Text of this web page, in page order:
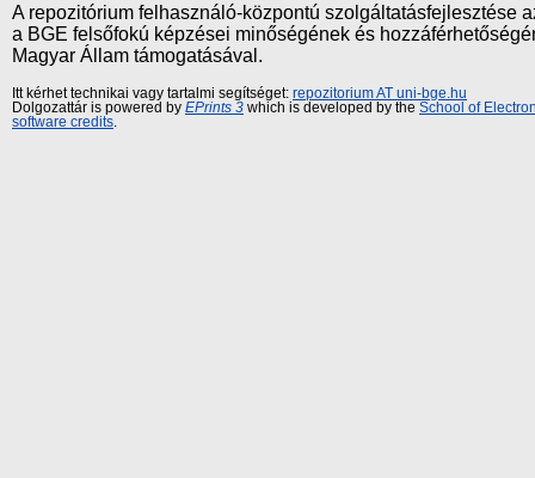
A repozitórium felhasználó-központú szolgáltatásfejlesztése
a BGE felsőfokú képzései minőségének és
Magyar Állam támogatásával.
Itt kérhet technikai vagy tartalmi segítséget: repozitorium AT uni-bge.hu
Dolgozattár is powered by EPrints 3 which is developed by the School of
software credits